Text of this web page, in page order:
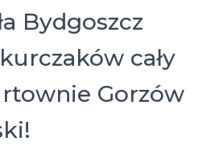
Bydgoszcz
cały
Gorzów